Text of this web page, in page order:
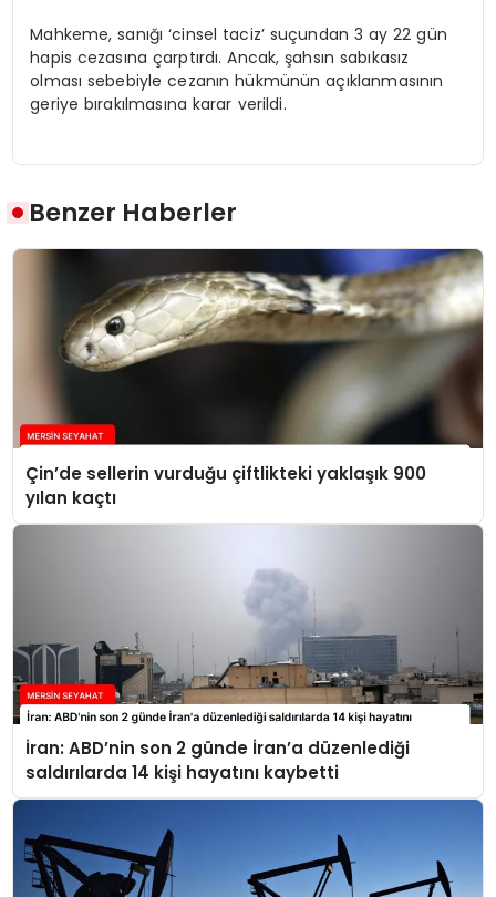
Mahkeme, sanığı ‘cinsel taciz’ suçundan 3 ay 22 gün
hapis cezasına çarptırdı. Ancak, şahsın sabıkasız
olması sebebiyle cezanın hükmünün açıklanmasının
geriye bırakılmasına karar verildi.
Benzer Haberler
Çin’de sellerin vurduğu çiftlikteki yaklaşık 900
yılan kaçtı
İran: ABD’nin son 2 günde İran’a düzenlediği
saldırılarda 14 kişi hayatını kaybetti